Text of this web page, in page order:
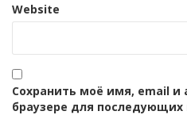
Website
Сохранить моё имя, email и
браузере для